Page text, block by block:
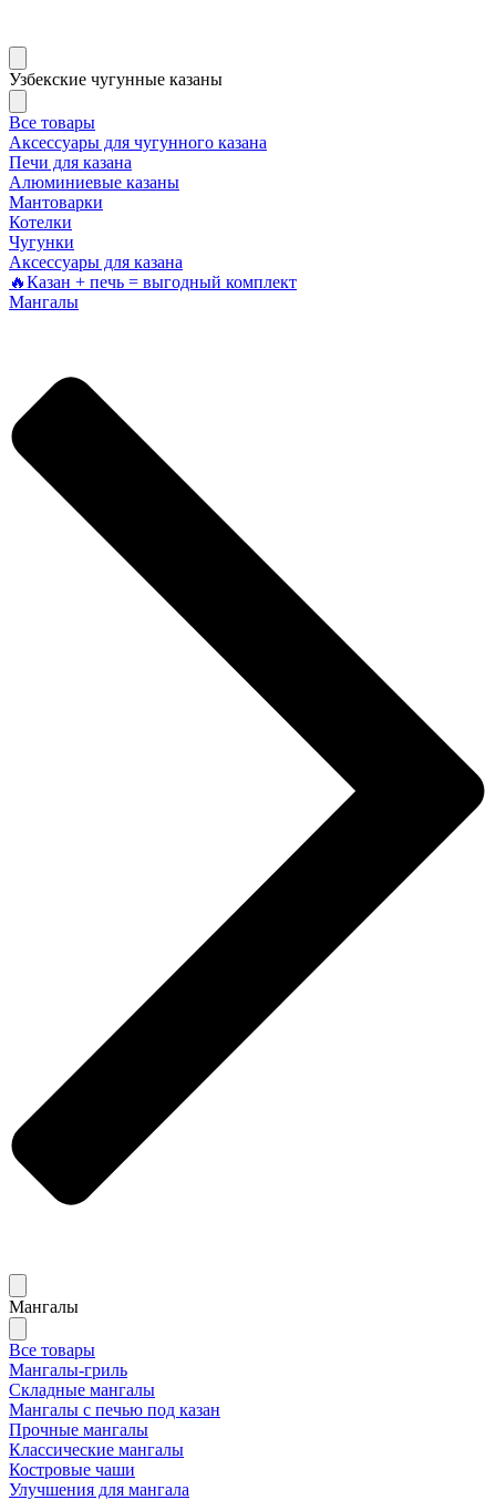
Узбекские чугунные казаны
Все товары
Аксессуары для чугунного казана
Печи для казана
Алюминиевые казаны
Мантоварки
Котелки
Чугунки
Аксессуары для казана
🔥Казан + печь = выгодный комплект
Мангалы
Мангалы
Все товары
Мангалы-гриль
Складные мангалы
Мангалы с печью под казан
Прочные мангалы
Классические мангалы
Костровые чаши
Улучшения для мангала